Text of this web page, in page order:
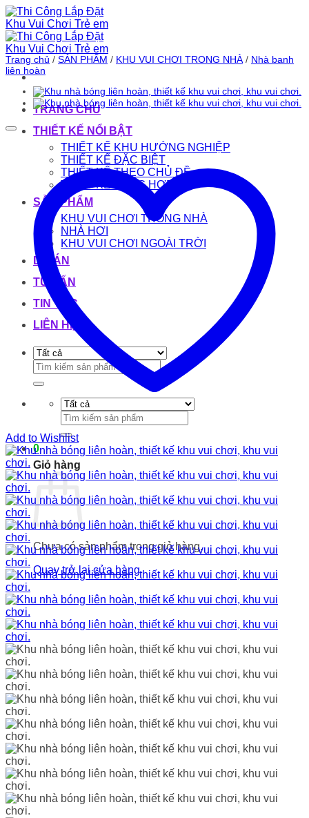
Bỏ
qua
nội
dung
TRANG CHỦ
THIẾT KẾ NỔI BẬT
THIẾT KẾ KHU HƯỚNG NGHIỆP
THIẾT KẾ ĐẶC BIỆT
THIẾT KẾ THEO CHỦ ĐỀ
THIẾT KẾ TỔNG HỢP
SẢN PHẨM
KHU VUI CHƠI TRONG NHÀ
NHÀ HƠI
KHU VUI CHƠI NGOÀI TRỜI
DỰ ÁN
TƯ VẤN
TIN TỨC
LIÊN HỆ
Tìm
kiếm:
Tìm
kiếm:
0
Giỏ hàng
Chưa có sản phẩm trong giỏ hàng.
Quay trở lại cửa hàng
Trang chủ / SẢN PHẨM / KHU VUI CHƠI TRONG NHÀ / Nhà banh
liên hoàn
Add to Wishlist